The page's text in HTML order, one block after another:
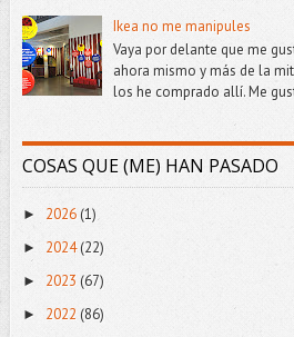
Ikea no me manipules
Vaya por delante que me
ahora mismo y más de la
los he comprado allí. Me
COSAS QUE (ME) HAN PASADO
► 2026 (1)
► 2024(22)
► 2023 (67)
► 2022 (86)